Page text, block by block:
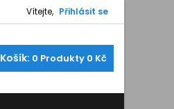
Vítejte, Přihlásit se
Košík: 0 Produkty 0 Kč